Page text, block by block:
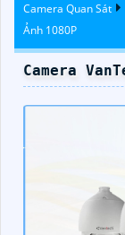
Camera Quan Sát
Ảnh 1080P
Camera